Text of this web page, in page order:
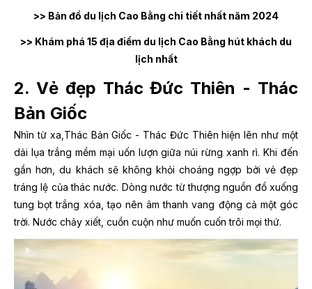
>> Bản đồ du lịch Cao Bằng chi tiết nhất năm 2024
>> Khám phá 15 địa điểm du lịch Cao Bằng hút khách du
lịch nhất
2. Vẻ đẹp Thác Đức Thiên - Thác
Bản Giốc
Nhìn từ xa,Thác Bản Giốc - Thác Đức Thiên hiện lên như một
dải lụa trắng mềm mại uốn lượn giữa núi rừng xanh rì. Khi đến
gần hơn, du khách sẽ không khỏi choáng ngợp bởi vẻ đẹp
tráng lệ của thác nước. Dòng nước từ thượng nguồn đổ xuống
tung bọt trắng xóa, tạo nên âm thanh vang động cả một góc
trời. Nước chảy xiết, cuồn cuộn như muốn cuốn trôi mọi thứ.